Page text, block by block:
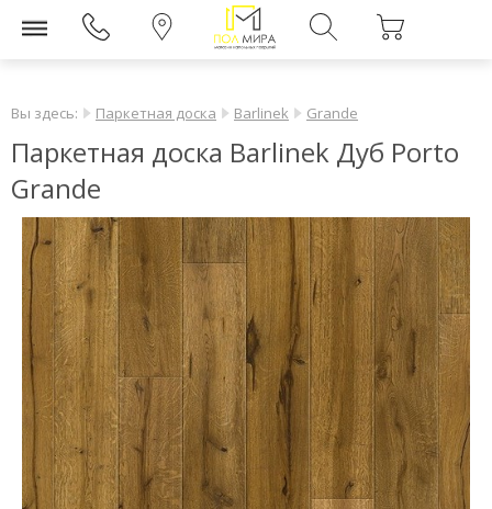
Вы здесь: Паркетная доска Barlinek Grande
Паркетная доска Barlinek Дуб Porto
Grande